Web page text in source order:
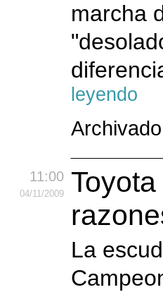
marcha
leyendo
11:00
04/11/2009
La